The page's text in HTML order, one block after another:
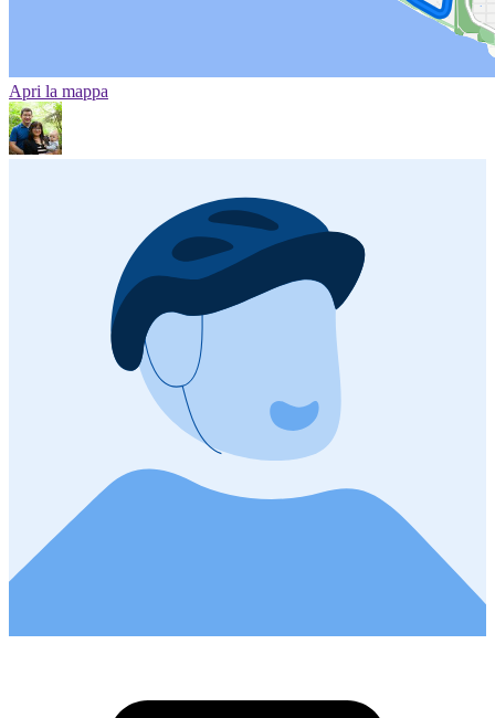
Apri la mappa